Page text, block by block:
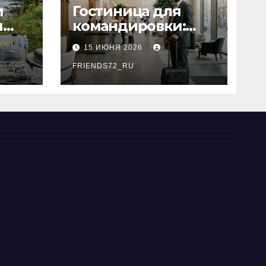
Гостиница для
командировки:
основные
критерии выбора
15 ИЮНЯ 2026
FRIENDS72_RU